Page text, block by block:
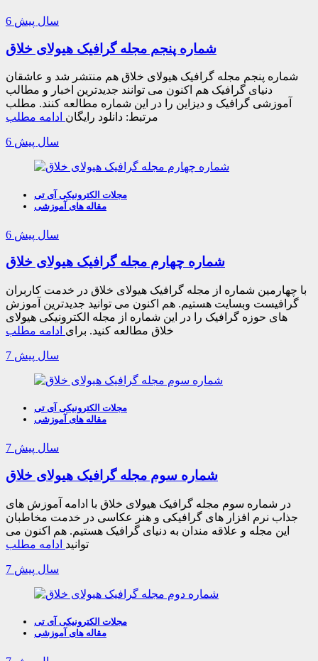
6 سال پیش
شماره پنجم مجله گرافیک هیولای خلاق
شماره پنجم مجله گرافیک هیولای خلاق هم منتشر شد و عاشقان
دنیای گرافیک هم اکنون می توانند جدیدترین اخبار و مطالب
آموزشی گرافیک و دیزاین را در این شماره مطالعه کنند. مطلب
مرتبط: دانلود رایگان ادامه مطلب
6 سال پیش
مجلات الکترونیکی آی تی
مقاله های آموزشی
6 سال پیش
شماره چهارم مجله گرافیک هیولای خلاق
با چهارمین شماره از مجله گرافیک هیولای خلاق در خدمت کاربران
گرافیست وبسایت هستیم. هم اکنون می توانید جدیدترین آموزش
های حوزه گرافیک را در این شماره از مجله الکترونیکی هیولای
خلاق مطالعه کنید. برای ادامه مطلب
7 سال پیش
مجلات الکترونیکی آی تی
مقاله های آموزشی
7 سال پیش
شماره سوم مجله گرافیک هیولای خلاق
در شماره سوم مجله گرافیک هیولای خلاق با ادامه آموزش های
جذاب نرم افزار های گرافیکی و هنر عکاسی در خدمت مخاطبان
این مجله و علاقه مندان به دنیای گرافیک هستیم. هم اکنون می
توانید ادامه مطلب
7 سال پیش
مجلات الکترونیکی آی تی
مقاله های آموزشی